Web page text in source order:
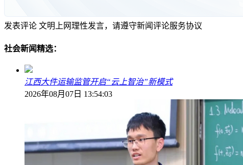
发表评论 文明上网理性发言，请遵守新闻评论服务协议
社会新闻精选：
江西大件运输监管开启“云上智治”新模式
2026年08月07日 13:54:03